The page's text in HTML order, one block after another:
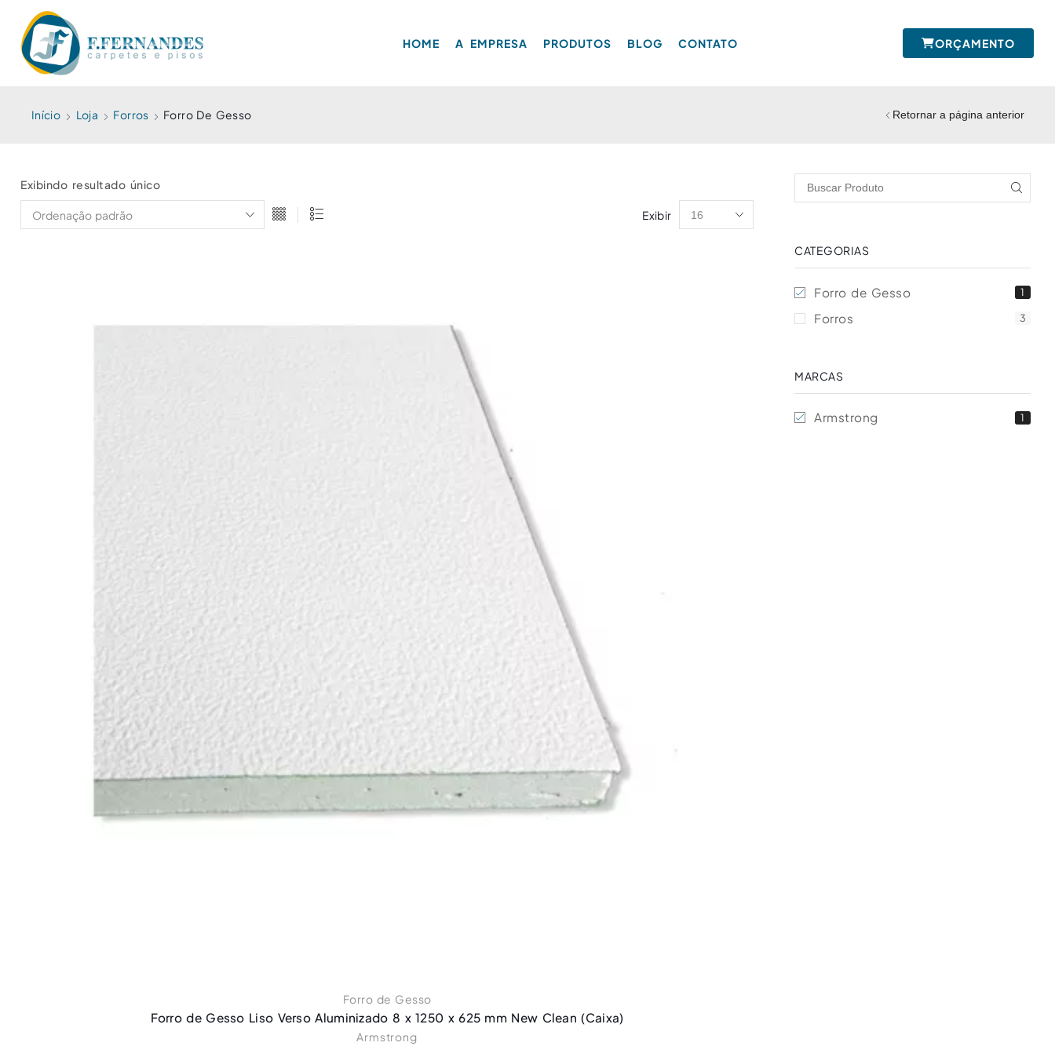
HOME A EMPRESA PRODUTOS BLOG CONTATO ORÇAMENTO
Início Loja Forros Forro De Gesso Retornar a página anterior
Exibindo resultado único
Exibir
Forro de Gesso
Forro de Gesso Liso Verso Aluminizado 8 x 1250 x 625 mm New Clean (Caixa)
Armstrong
CATEGORIAS
Forro de Gesso 1
Forros 3
MARCAS
Armstrong 1